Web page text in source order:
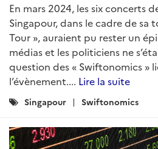
En mars 2024, les six concerts
Singapour, dans le cadre de sa
Tour », auraient pu rester un
médias et les politiciens ne
question des « Swiftonomics »
l’évènement.... Lire la suite
Catégories
Singapour Swiftonomics